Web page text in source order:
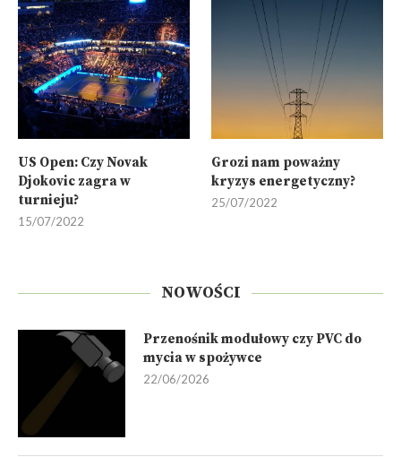
US Open: Czy Novak
Djokovic zagra w
turnieju?
15/07/2022
Grozi nam poważny
kryzys energetyczny?
25/07/2022
NOWOŚCI
Przenośnik modułowy czy PVC do
mycia w spożywce
22/06/2026